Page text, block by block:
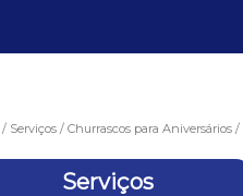
Serviços Churrascos para Aniversários
Serviços